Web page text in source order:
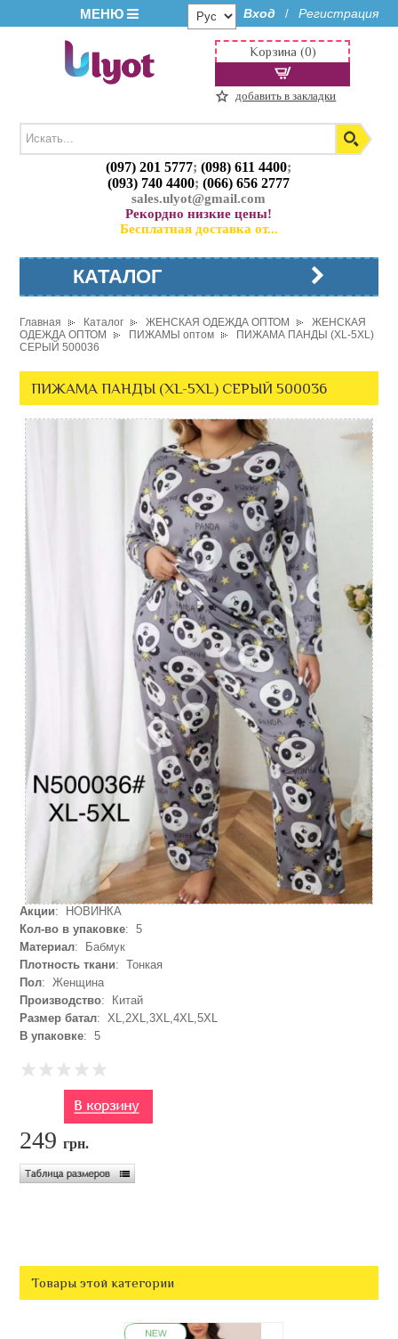
МЕНЮ Вход / Регистрация
(097) 201 5777;(098) 611 4400;
(093) 740 4400;(066) 656 2777
sales.ulyot@gmail.com
Рекордно низкие цены!
Бесплатная доставка от...
Корзина (0)
добавить в закладки
КАТАЛОГ
Главная Каталог ЖЕНСКАЯ ОДЕЖДА ОПТОМ
ЖЕНСКАЯ
ОДЕЖДА ОПТОМ
ПИЖАМЫ оптом
ПИЖАМА ПАНДЫ (XL-5XL)
СЕРЫЙ 500036
ПИЖАМА ПАНДЫ (XL-5XL) СЕРЫЙ 500036
Акции: НОВИНКА
Кол-во в упаковке: 5
Материал: Бабмук
Плотность ткани: Тонкая
Пол: Женщина
Производство: Китай
Размер батал: XL,2XL,3XL,4XL,5XL
В упаковке: 5
249грн.
Товары этой категории